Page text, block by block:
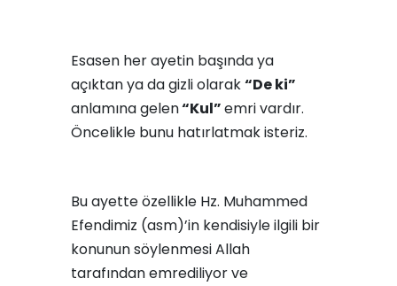
Esasen her ayetin başında ya
açıktan ya da gizli olarak“De ki”
anlamına gelen“Kul”emri vardır.
Öncelikle bunu hatırlatmak isteriz.
Bu ayette özellikle Hz. Muhammed
Efendimiz (asm)’in kendisiyle ilgili bir
konunun söylenmesi Allah
tarafından emrediliyor ve